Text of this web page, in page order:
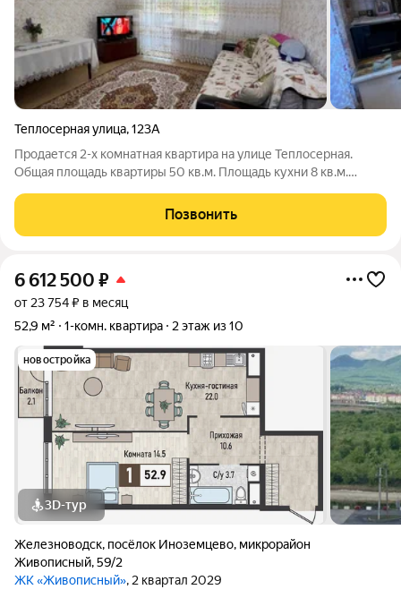
Теплосерная улица,123А
Продается 2-х комнатная квартира на улице Теплосерная.
Общая площадь квартиры 50 кв.м. Площадь кухни 8 кв.м.
этаже пятиэтажного, кирпичного дома . Окна балконный блок,
металлопластиковые, входная
Позвонить
6 612 500 ₽
от 23 754 ₽ в месяц
52,9 м²
1-комн. квартира 2 этаж из 10
новостройка
3D-тур
Железноводск, посёлок Иноземцево, микрорайон
Живописный,59/2
ЖК «Живописный», 2 квартал 2029